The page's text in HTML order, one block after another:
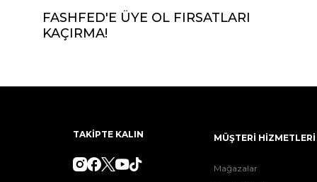
FASHFED'E ÜYE OL FIRSATLARI
KAÇIRMA!
TAKİPTE KALIN MÜŞTERİ HİZMETLERİ
Mağazalar